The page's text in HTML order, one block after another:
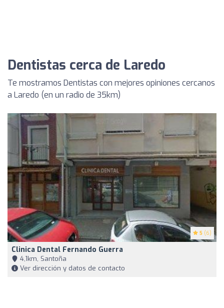
Dentistas cerca de Laredo
Te mostramos Dentistas con mejores opiniones cercanos
a Laredo (en un radio de 35km)
5 (6)
Clinica Dental Fernando Guerra
4,1km, Santoña
Ver dirección y datos de contacto